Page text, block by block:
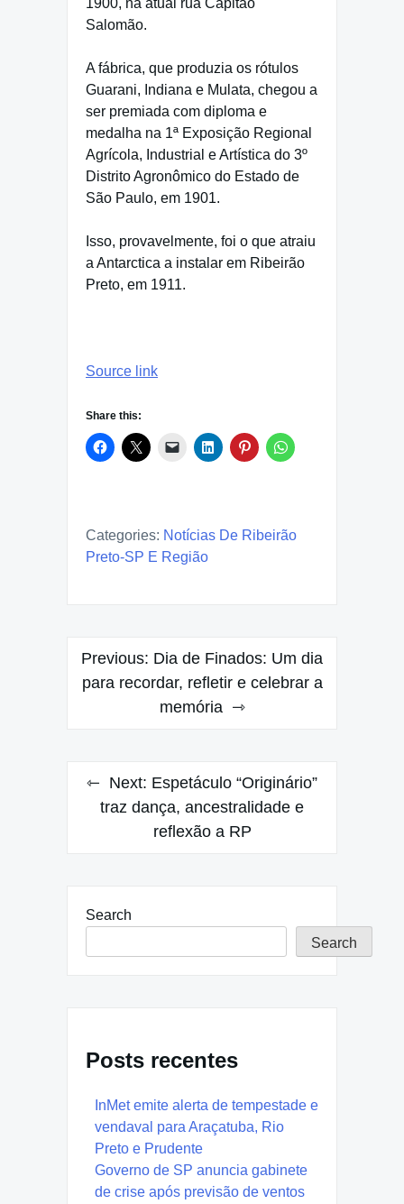
1900, na atual rua Capitão
Salomão.
A fábrica, que produzia os rótulos
Guarani, Indiana e Mulata, chegou a
ser premiada com diploma e
medalha na 1ª Exposição Regional
Agrícola, Industrial e Artística do 3º
Distrito Agronômico do Estado de
São Paulo, em 1901.
Isso, provavelmente, foi o que atraiu
a Antarctica a instalar em Ribeirão
Preto, em 1911.
Source link
Share this:
Categories: Notícias De Ribeirão
Preto-SP E Região
Post
navigation
Previous: Dia de Finados: Um dia
para recordar, refletir e celebrar a
memória
Next: Espetáculo “Originário”
traz dança, ancestralidade e
reflexão a RP
Search
Search
Posts recentes
InMet emite alerta de tempestade e
vendaval para Araçatuba, Rio
Preto e Prudente
Governo de SP anuncia gabinete
de crise após previsão de ventos